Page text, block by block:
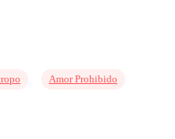
Amor Prohibido